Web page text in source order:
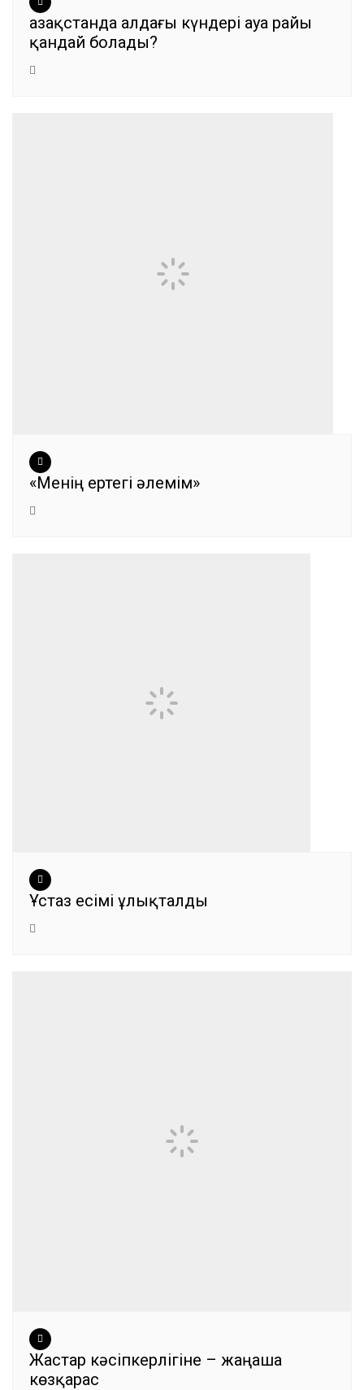
Қазақстанда алдағы күндері ауа райы
қандай болады?
«Менің ертегі әлемім»
Ұстаз есімі ұлықталды
Жастар кәсіпкерлігіне – жаңаша
көзқарас